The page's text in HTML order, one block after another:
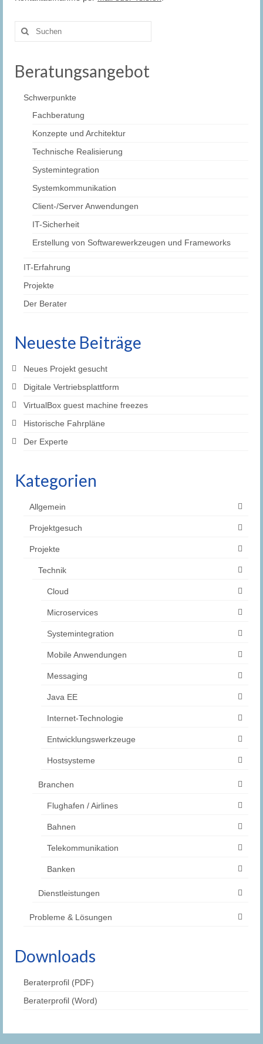
Suche
nach:
Beratungsangebot
Schwerpunkte
Fachberatung
Konzepte und Architektur
Technische Realisierung
Systemintegration
Systemkommunikation
Client-/Server Anwendungen
IT-Sicherheit
Erstellung von Softwarewerkzeugen und Frameworks
IT-Erfahrung
Projekte
Der Berater
Neueste Beiträge
Neues Projekt gesucht
Digitale Vertriebsplattform
VirtualBox guest machine freezes
Historische Fahrpläne
Der Experte
Kategorien
Allgemein
Projektgesuch
Projekte
Technik
Cloud
Microservices
Systemintegration
Mobile Anwendungen
Messaging
Java EE
Internet-Technologie
Entwicklungswerkzeuge
Hostsysteme
Branchen
Flughafen / Airlines
Bahnen
Telekommunikation
Banken
Dienstleistungen
Probleme & Lösungen
Downloads
Beraterprofil (PDF)
Beraterprofil (Word)